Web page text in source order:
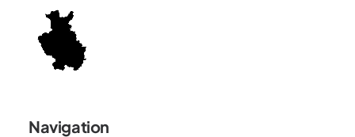
Navigation